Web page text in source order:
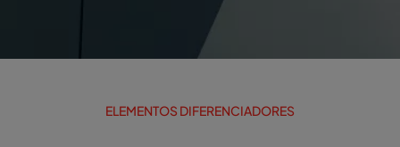
ELEMENTOS DIFERENCIADORES